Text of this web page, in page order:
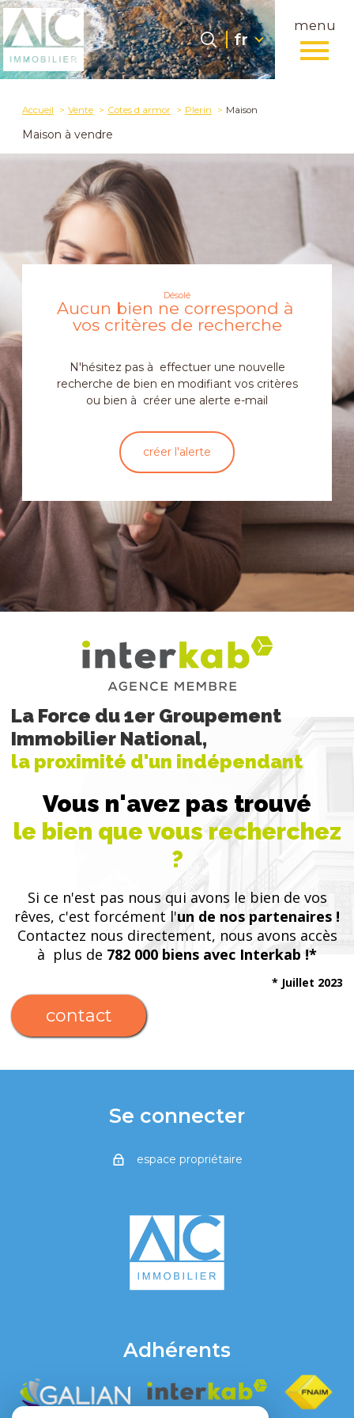
menu
Langue
fr
Accueil 0 Langue
fr
Accueil Vente Cotes d armor Plerin Maison
Maison à vendre
Désolé
Aucun bien ne correspond à
vos critères de recherche
N'hésitez pas à effectuer une nouvelle
recherche de bien en modifiant vos critères
ou bien à créer une alerte e-mail
créer l'alerte
La Force du 1er Groupement
Immobilier National,
la proximité d'un indépendant
Vous n'avez pas trouvé
le bien que vous recherchez
?
Si ce n'est pas nous qui avons le bien de vos
rêves, c'est forcément l'un de nos partenaires !
Contactez nous directement, nous avons accès
à plus de 782 000 biens avec Interkab !*
contact
* Juillet 2023
Se connecter
espace propriétaire
Adhérents